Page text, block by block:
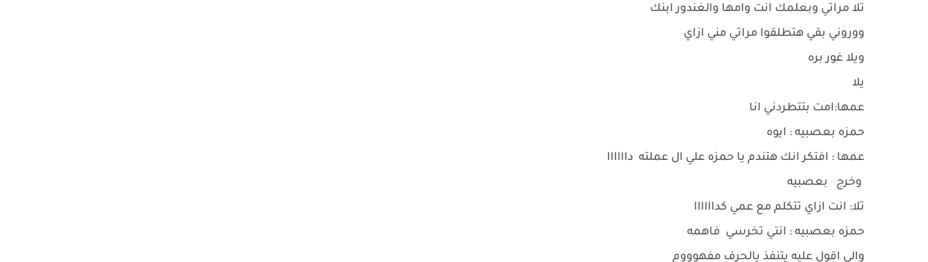
تلا مراتي وبعلمك انت وامها والغندور ابنك
ووروني بقي هتطلقوا مراتي مني ازاي
ويلا غور بره
يلا
عمها:امت بتتطردني انا
حمزه بعصبيه : ايوه
عمها : افتكر انك هتندم يا حمزه علي ال عملته داااااا
وخرج بعصبيه
تلا: انت ازاي تتكلم مع عمي كداااااا
حمزه بعصبيه : انتي تخرسي فاهمه
والي اقول عليه يتنفذ يالحرف مفهوووم